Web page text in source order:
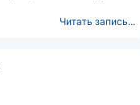
Читать запись...